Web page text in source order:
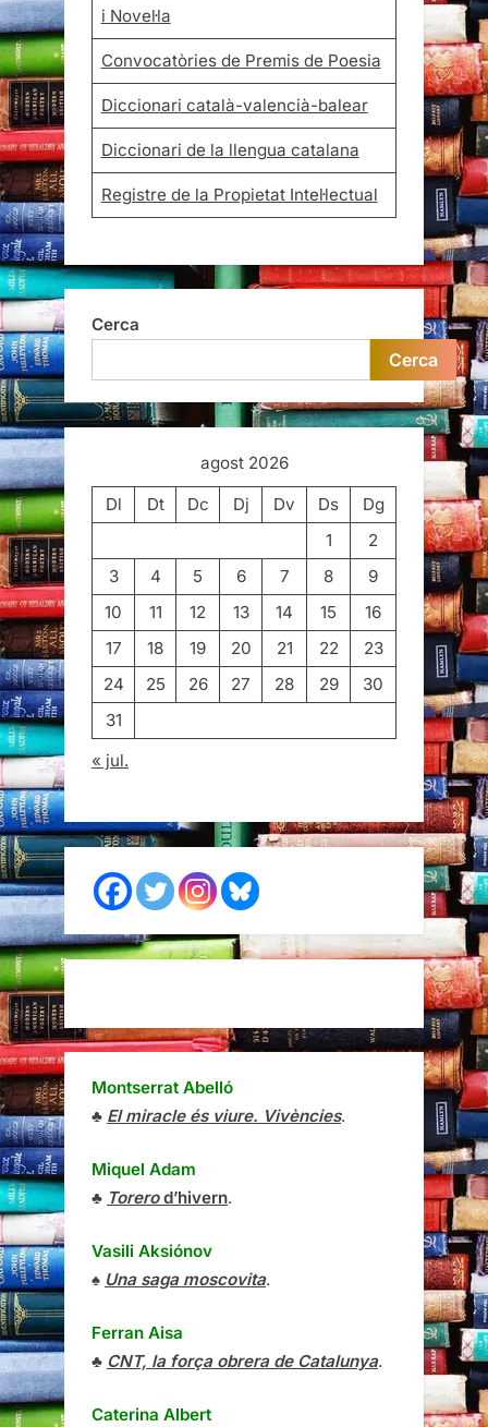
i Novel·la
Convocatòries de Premis de Poesia
Diccionari català-valencià-balear
Diccionari de la llengua catalana
Registre de la Propietat Intel·lectual
Cerca
Cerca
agost 2026
Dl
Dt Dc Dj Dv Ds
Dg
1
2
3
4 5 6 7 8
9
10
11 12 13 14 15
16
17
18 19 20 21 22
23
24
25 26 27 28 29
30
31
« jul.
Montserrat Abelló
♣ El miracle és viure. Vivències.
Miquel Adam
♣ Torerod’hivern.
Vasili Aksiónov
♠ Una saga moscovita.
Ferran Aisa
♣ CNT, la força obrera de Catalunya.
Caterina Albert